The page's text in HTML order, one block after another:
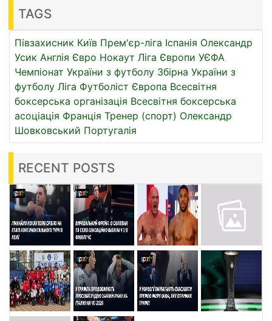
TAGS
Півзахисник Київ Прем'єр-ліга Іспанія Олександр
Усик Англія Євро Нокаут Ліга Європи УЄФА
Чемпіонат України з футболу Збірна України з
футболу Ліга Футболіст Європа Всесвітня
боксерська організація Всесвітня боксерська
асоціація Франція Тренер (спорт) Олександр
Шовковський Португалія
RECENT POSTS